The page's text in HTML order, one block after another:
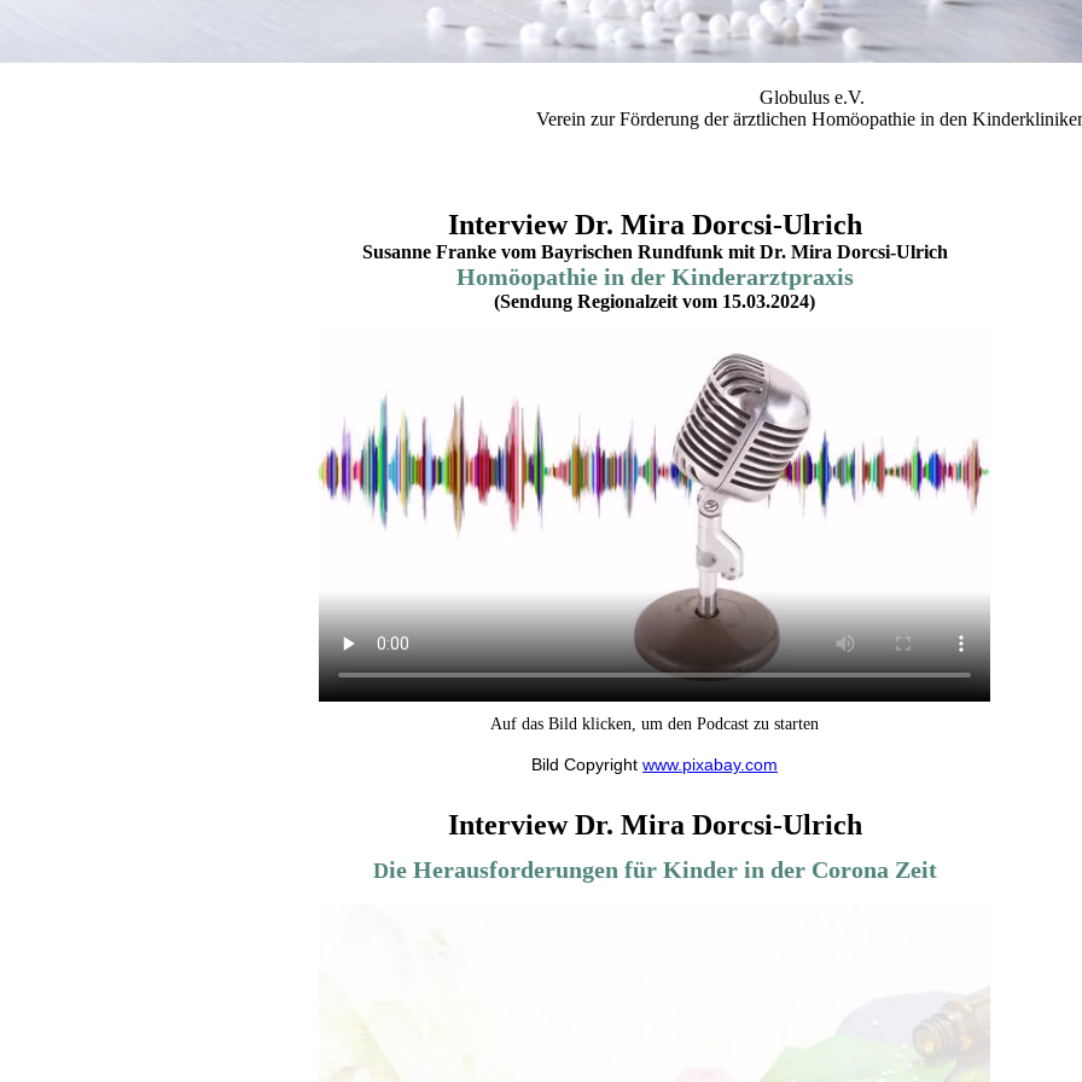
Globulus e.V.
Verein zur Förderung der ärztlichen Homöopathie in den
Interview Dr. Mira Dorcsi-Ulrich
Susanne Franke vom Bayrischen Rundfunk mit Dr. Mira Dorcsi-Ulrich
Homöopathie in der Kinderarztpraxis
(Sendung Regionalzeit vom 15.03.2024)
Auf das Bild klicken, um den Podcast zu starten
Bild Copyright www.pixabay.com
Interview Dr. Mira Dorcsi-Ulrich
Die Herausforderungen für Kinder in der Corona Zeit